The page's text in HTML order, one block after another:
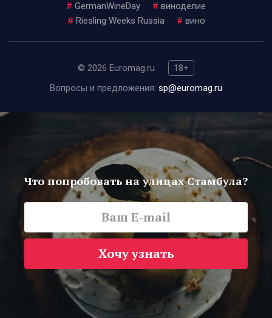
# GermanWineDay # виноделие
# Riesling Weeks Russia # вино
© 2026 Euromag.ru
18+
Вопросы и предложения: sp@euromag.ru
Что попробовать на улицах Стамбула?
Хочу узнать